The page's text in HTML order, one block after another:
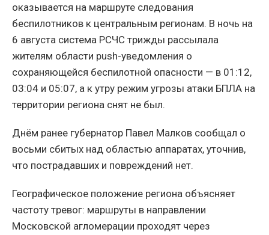
оказывается на маршруте следования
беспилотников к центральным регионам. В ночь на
6 августа система РСЧС трижды рассылала
жителям области push-уведомления о
сохраняющейся беспилотной опасности — в 01:12,
03:04 и 05:07, а к утру режим угрозы атаки БПЛА на
территории региона снят не был.
Днём ранее губернатор Павел Малков сообщал о
восьми сбитых над областью аппаратах, уточнив,
что пострадавших и повреждений нет.
Географическое положение региона объясняет
частоту тревог: маршруты в направлении
Московской агломерации проходят через